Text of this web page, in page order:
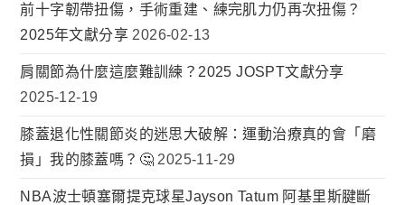
前十字韌帶扭傷，手術重建、練完肌力仍再次扭傷？
2025年文獻分享 2026-02-13
肩關節為什麼這麼難訓練？2025 JOSPT文獻分享
2025-12-19
膝蓋退化性關節炎的迷思大破解：運動治療真的會「磨
損」我的膝蓋嗎？🤔 2025-11-29
NBA波士頓塞爾提克球星Jayson Tatum 阿基里斯腱斷